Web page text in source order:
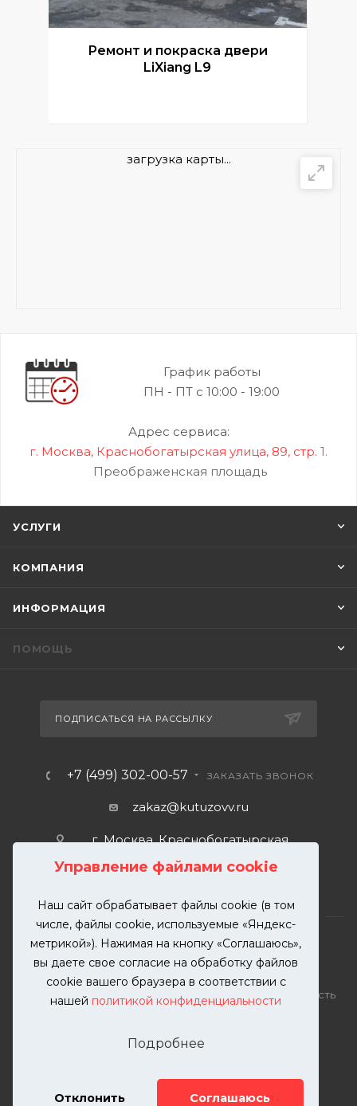
Управление файлами cookie
Наш сайт обрабатывает файлы cookie (в том
числе, файлы cookie, используемые «Яндекс-
метрикой»). Нажимая на кнопку «Соглашаюсь»,
вы даете свое согласие на обработку файлов
cookie вашего браузера в соответствии с
нашей политикой конфиденциальности
Подробнее
Отклонить Соглашаюсь
Ремонт и покраска двери
LiXiang L9
загрузка карты...
График работы
ПН - ПТ с 10:00 - 19:00
Адрес сервиса:
г. Москва, Краснобогатырская улица, 89, стр. 1.
Преображенская площадь
УСЛУГИ
КОМПАНИЯ
ИНФОРМАЦИЯ
ПОМОЩЬ
ПОДПИСАТЬСЯ НА РАССЫЛКУ
+7 (499) 302-00-57 ЗАКАЗАТЬ ЗВОНОК
zakaz@kutuzovv.ru
г. Москва, Краснобогатырская
2026 © KUTUZOVV | Кузовной ремонт и покраска
автомобилей. Вся информация на сайте – собственность
разрешения запрещена. Все права защищены.
Телефон: 8(499)-302-00-57